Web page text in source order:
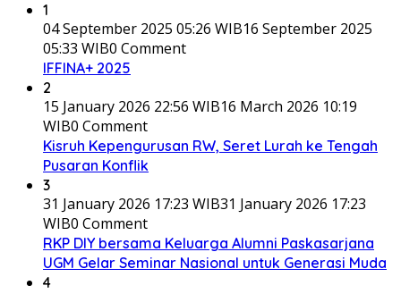
1
04 September 2025 05:26 WIB16 September 2025
05:33 WIB0 Comment
IFFINA+ 2025
2
15 January 2026 22:56 WIB16 March 2026 10:19
WIB0 Comment
Kisruh Kepengurusan RW, Seret Lurah ke Tengah
Pusaran Konflik
3
31 January 2026 17:23 WIB31 January 2026 17:23
WIB0 Comment
RKP DIY bersama Keluarga Alumni Paskasarjana
UGM Gelar Seminar Nasional untuk Generasi Muda
4